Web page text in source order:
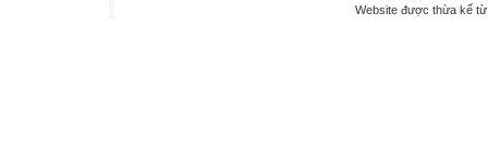
Website được thừa kế